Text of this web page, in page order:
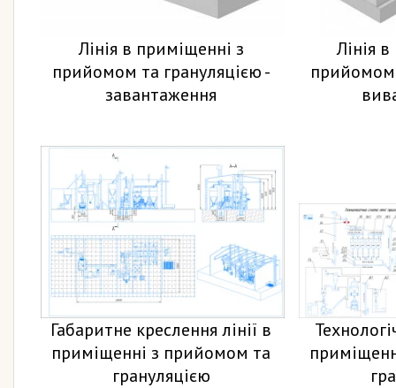
Лінія в приміщенні з
прийомом та грануляцією -
завантаження
Лінія
прийомом
Габаритне креслення лінії в
приміщенні з прийомом та
грануляцією